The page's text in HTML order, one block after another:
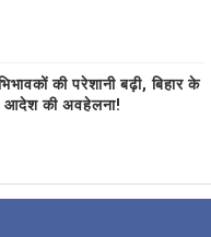
की परेशानी बढ़ी, बिहार के
आदेश की अवहेलना!